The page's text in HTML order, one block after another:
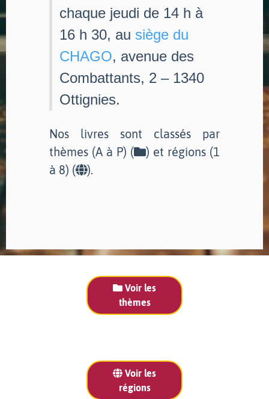
chaque jeudi de 14 h à
16 h 30, au siège du
CHAGO, avenue des
Combattants, 2 – 1340
Ottignies.
Nos livres sont classés par
thèmes (A à P) (
) et régions (1
à 8) (
).
Voir les
thèmes
Voir les
régions